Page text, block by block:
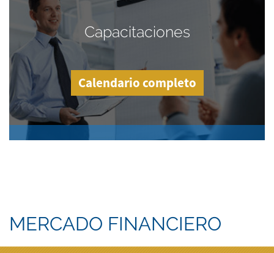
Capacitaciones
Calendario completo
MERCADO FINANCIERO